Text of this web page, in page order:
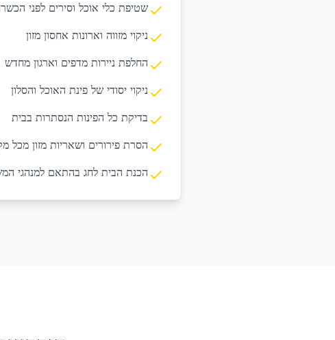
שטיפת כלי אוכל וסירים לפני
ניקוי מזווה וארונות אחסון מזון
החלפת ניירות מדפים וארגון מחדש
ניקוי יסודי של פינת האוכל והסלון
בדיקת כל הפינות הנסתרות בבית
הסרת פירורים ושאריות מזון מכל
הכנת הבית לחג בהתאם למנהגי